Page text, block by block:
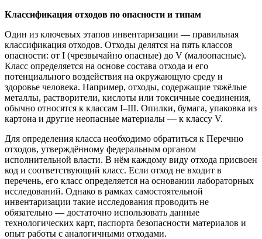
Классификация отходов по опасности и типам
Один из ключевых этапов инвентаризации — правильная
классификация отходов. Отходы делятся на пять классов
опасности: от I (чрезвычайно опасные) до V (малоопасные).
Класс определяется на основе состава отхода и его
потенциального воздействия на окружающую среду и
здоровье человека. Например, отходы, содержащие тяжёлые
металлы, растворители, кислоты или токсичные соединения,
обычно относятся к классам I–III. Опилки, бумага, упаковка из
картона и другие неопасные материалы — к классу V.
Для определения класса необходимо обратиться к Перечню
отходов, утверждённому федеральным органом
исполнительной власти. В нём каждому виду отхода присвоен
код и соответствующий класс. Если отход не входит в
перечень, его класс определяется на основании лабораторных
исследований. Однако в рамках самостоятельной
инвентаризации такие исследования проводить не
обязательно — достаточно использовать данные
технологических карт, паспорта безопасности материалов и
опыт работы с аналогичными отходами.